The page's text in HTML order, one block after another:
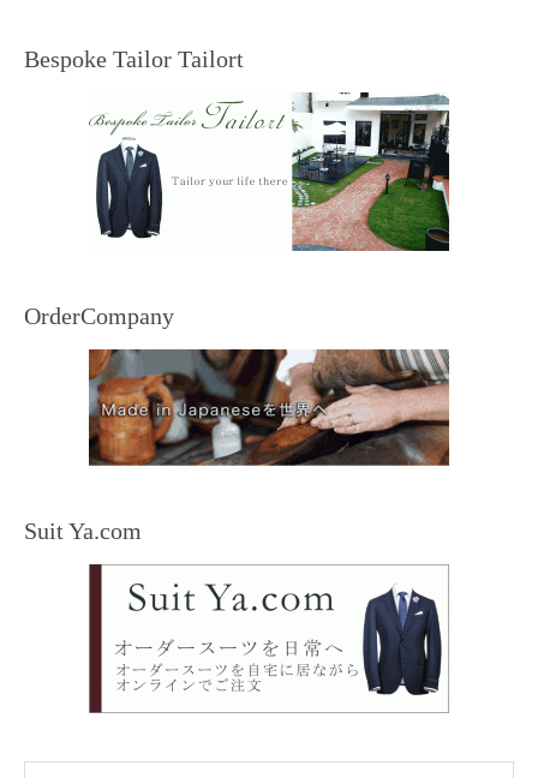
Bespoke Tailor Tailort
OrderCompany
Suit Ya.com